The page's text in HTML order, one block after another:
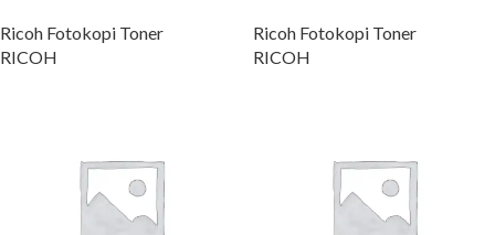
Ricoh Fotokopi Toner
RICOH
Ricoh Fotokopi Toner
RICOH